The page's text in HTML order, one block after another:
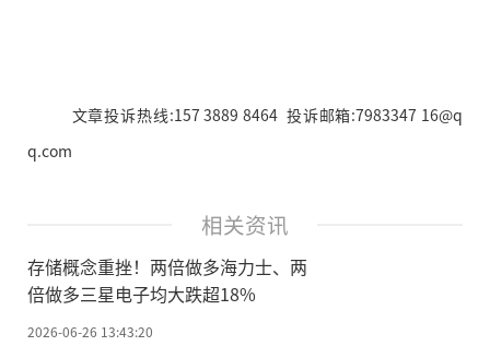
文章投诉热线:157 3889 8464 投诉邮箱:7983347 16@q
q.com
相关资讯
存储概念重挫！两倍做多海力士、两
倍做多三星电子均大跌超18%
2026-06-26 13:43:20